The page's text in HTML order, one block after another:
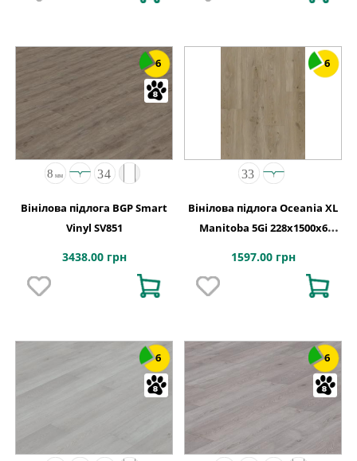
6
Вінілова підлога BGP Smart
Vinyl SV851
3438.00 грн
6
Вінілова підлога Oceania XL
Manitoba 5Gi 228x1500х6
1597.00 грн
6 6